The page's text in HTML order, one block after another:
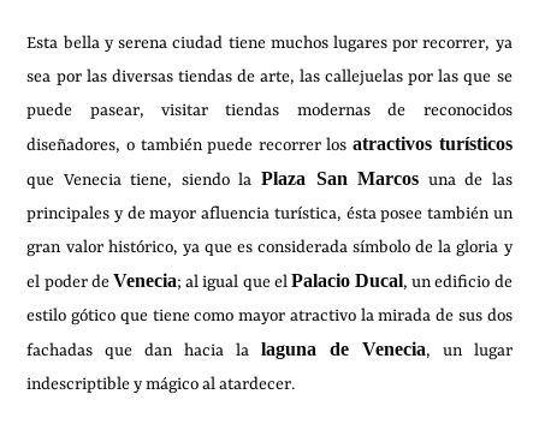
Esta bella y serena ciudad tiene muchos lugares por recorrer, ya
sea por las diversas tiendas de arte, las callejuelas por las que se
puede pasear, visitar tiendas modernas de reconocidos
diseñadores, o también puede recorrer los atractivos turísticos
que Venecia tiene, siendo la Plaza San Marcos una de las
principales y de mayor afluencia turística, ésta posee también un
gran valor histórico, ya que es considerada símbolo de la gloria y
el poder deVenecia; al igual que elPalacio Ducal, un edificio de
estilo gótico que tiene como mayor atractivo la mirada de sus dos
fachadas que dan hacia la laguna de Venecia, un lugar
indescriptible y mágico al atardecer.